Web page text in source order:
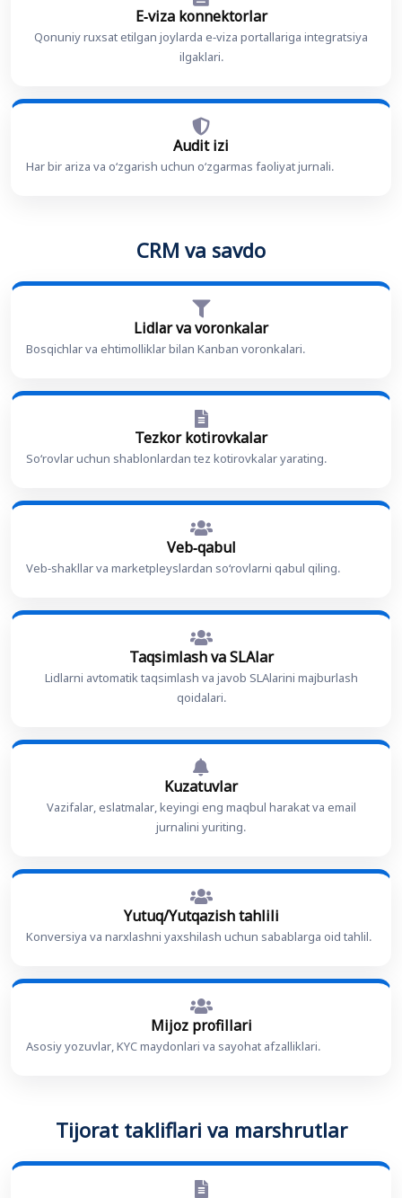
E-viza konnektorlar
Qonuniy ruxsat etilgan joylarda e-viza portallariga integratsiya
ilgaklari.
Audit izi
Har bir ariza va oʻzgarish uchun oʻzgarmas faoliyat jurnali.
CRM va savdo
Lidlаr va voronkalar
Bosqichlar va ehtimolliklar bilan Kanban voronkalari.
Tezkor kotirovkalar
Soʻrovlar uchun shablonlardan tez kotirovkalar yarating.
Veb-qabul
Veb-shakllar va marketpleyslardan soʻrovlarni qabul qiling.
Taqsimlash va SLAlar
Lidlarni avtomatik taqsimlash va javob SLAlarini majburlash
qoidalari.
Kuzatuvlar
Vazifalar, eslatmalar, keyingi eng maqbul harakat va email
jurnalini yuriting.
Yutuq/Yutqazish tahlili
Konversiya va narxlashni yaxshilash uchun sabablarga oid tahlil.
Mijoz profillari
Asosiy yozuvlar, KYC maydonlari va sayohat afzalliklari.
Tijorat takliflari va marshrutlar